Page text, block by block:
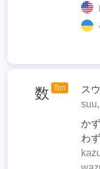
数 Топ
ス
か
わ